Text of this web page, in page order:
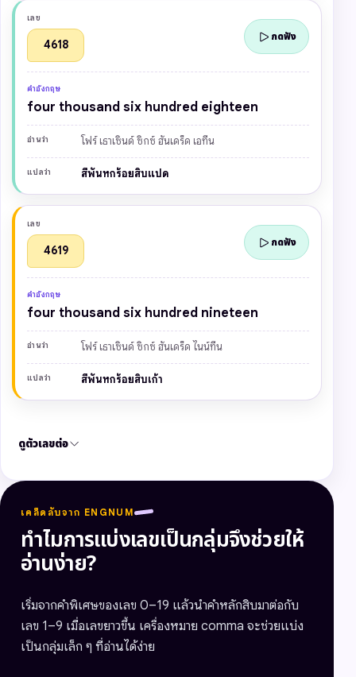
เลข
4618
คำอังกฤษ
four thousand six hundred eighteen
อ่านว่า โฟร์ เธาเซินด์ ซิกซ์ ฮันเดร็ด เอทีน
แปลว่า สี่พันหกร้อยสิบแปด
กดฟัง
เลข
4619
คำอังกฤษ
four thousand six hundred nineteen
อ่านว่า โฟร์ เธาเซินด์ ซิกซ์ ฮันเดร็ด ไนน์ทีน
แปลว่า สี่พันหกร้อยสิบเก้า
กดฟัง
ดูตัวเลขต่อ
เคล็ดลับจาก ENGNUM
ทำไมการแบ่งเลขเป็นกลุ่มจึงช่วยให้
อ่านง่าย?
เริ่มจากคำพิเศษของเลข 0–19 แล้วนำคำหลักสิบมาต่อกับ
เลข 1–9 เมื่อเลขยาวขึ้น เครื่องหมาย comma จะช่วยแบ่ง
เป็นกลุ่มเล็ก ๆ ที่อ่านได้ง่าย